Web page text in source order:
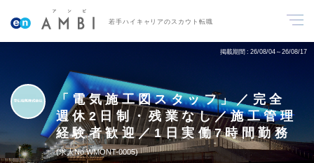
若手ハイキャリアのスカウト転職
掲載期間 26/08/04～26/08/17
「電気施工図スタッフ」／完全
週休2日制・残業なし／施工管理
経験者歓迎／1日実働7時間勤務
求人No.WMONT-0005